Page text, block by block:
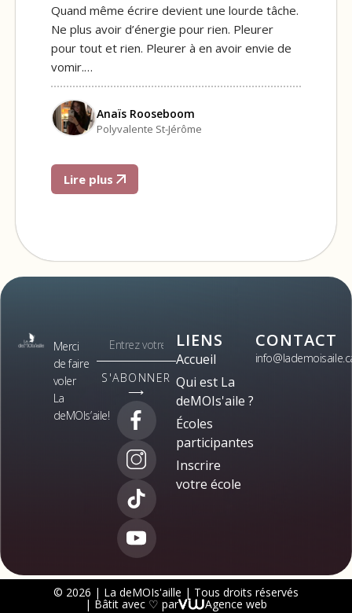
Quand même écrire devient une lourde tâche.
Ne plus avoir d’énergie pour rien. Pleurer
pour tout et rien. Pleurer à en avoir envie de
vomir.…
Anaïs Rooseboom
Polyvalente St-Jérôme
Lire plus
Merci
de faire
voler
La
deMOIs’aile!
S'ABONNER
⟶
LIENS
Accueil
Qui est La
deMOIs'aile ?
Écoles
participantes
Inscrire
votre école
CONTACT
© 2026 | La deMOIs'aille | Tous droits réservés
| Bâtit avec ♡ par Agence web